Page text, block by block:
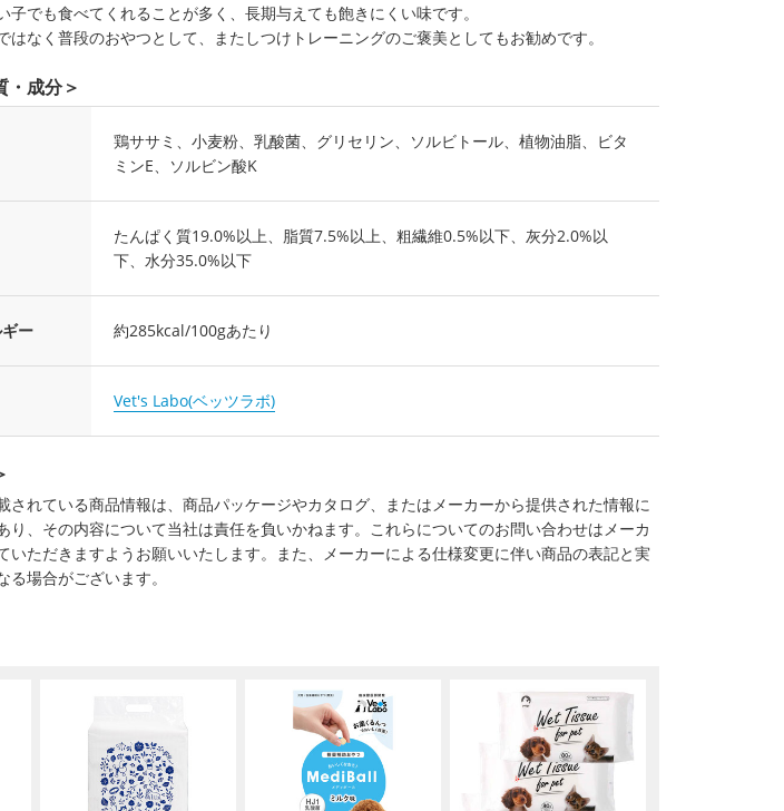
子でも食べてくれることが多く、長期与えても飽きにくい味です。
はなく普段のおやつとして、またしつけトレーニングのご褒美としてもお勧めです。
・成分＞
鶏ササミ、小麦粉、乳酸菌、グリセリン、ソルビトール、植物油脂、ビタ
ミンE、ソルビン酸K
たんぱく質19.0%以上、脂質7.5%以上、粗繊維0.5%以下、灰分2.0%以
下、水分35.0%以下
ー 約285kcal/100gあたり
Vet's Labo(ベッツラボ)
されている商品情報は、商品パッケージやカタログ、またはメーカーから提供された情報に
り、その内容について当社は責任を負いかねます。これらについてのお問い合わせはメーカ
いただきますようお願いいたします。また、メーカーによる仕様変更に伴い商品の表記と実
る場合がございます。